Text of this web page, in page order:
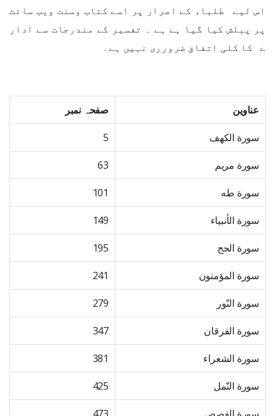
اس لیے طلباء کے اصرار پر اسے کتاب وسنت ویب سائٹ
پر پبلش کیا گیا ہے ہے ۔ تفسیر کے مندرجات سے ادار
ے کا کلی اتفاق ضرورری نہیں ہے۔
عناوین صفحہ نمبر
سورة الكهف 5
سورة مريم 63
سورة طه 101
سورة الأنبياء 149
سورة الحج 195
سورة المؤمنون 241
سورة النّور 279
سورة الفرقان 347
سورة الشعراء 381
سورة النّمل 425